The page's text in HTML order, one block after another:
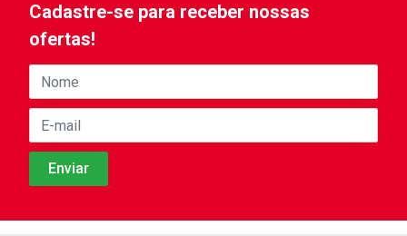
Cadastre-se para receber nossas
ofertas!